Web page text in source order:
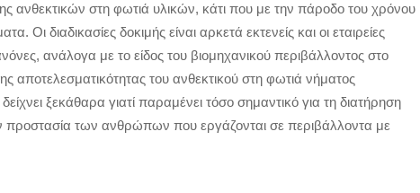
ανθεκτικών στη φωτιά υλικών, κάτι που με την πάροδο του χρόνου
Οι διαδικασίες δοκιμής είναι αρκετά εκτενείς και οι εταιρείες
ανάλογα με το είδος του βιομηχανικού περιβάλλοντος στο
αποτελεσματικότητας του ανθεκτικού στη φωτιά νήματος
ξεκάθαρα γιατί παραμένει τόσο σημαντικό για τη διατήρηση
των ανθρώπων που εργάζονται σε περιβάλλοντα με